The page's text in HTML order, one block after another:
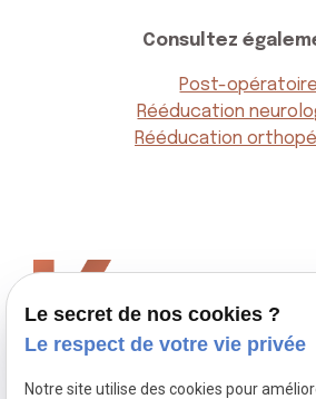
Consultez
Post-opératoire
Rééducation
Rééducation
Kinésithérapeute
02 775 26 76
Le secret de nos cookies ?
Le respect de votre vie privée
Notre site utilise des cookies pour